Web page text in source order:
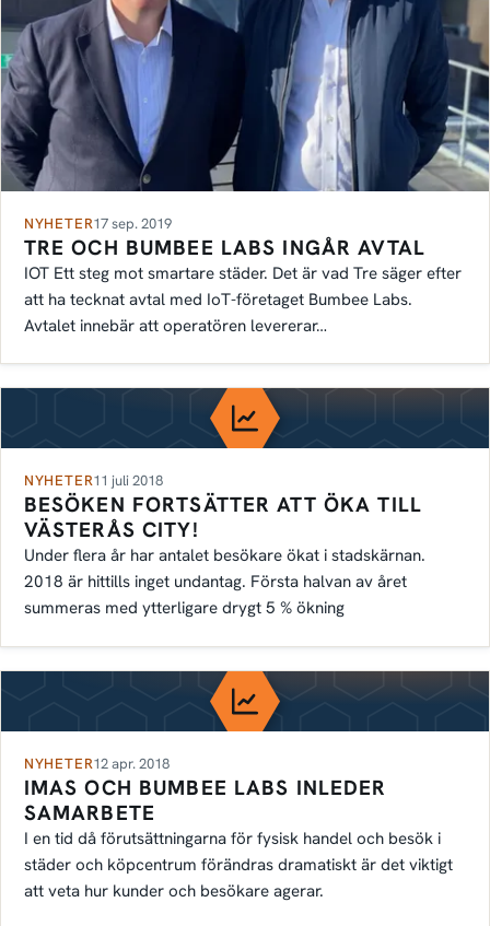
NYHETER17 sep. 2019
TRE OCH BUMBEE LABS INGÅR AVTAL
IOT Ett steg mot smartare städer. Det är vad Tre säger efter
att ha tecknat avtal med IoT-företaget Bumbee Labs.
Avtalet innebär att operatören levererar…
NYHETER11 juli 2018
BESÖKEN FORTSÄTTER ATT ÖKA TILL
VÄSTERÅS CITY!
Under flera år har antalet besökare ökat i stadskärnan.
2018 är hittills inget undantag. Första halvan av året
summeras med ytterligare drygt 5 % ökning
NYHETER12 apr. 2018
IMAS OCH BUMBEE LABS INLEDER
SAMARBETE
I en tid då förutsättningarna för fysisk handel och besök i
städer och köpcentrum förändras dramatiskt är det viktigt
att veta hur kunder och besökare agerar.